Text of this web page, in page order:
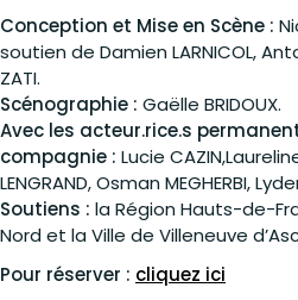
Conception et Mise en Scène :
soutien de Damien LARNICOL,
ZATI.
Scénographie : Gaëlle BRIDOUX.
Avec les acteur.rice.s
compagnie : Lucie
LENGRAND, Osman MEGHERBI,
Soutiens : la Région Hauts-de-
Nord et la Ville de Villeneuve
Pour réserver : cliquez ici